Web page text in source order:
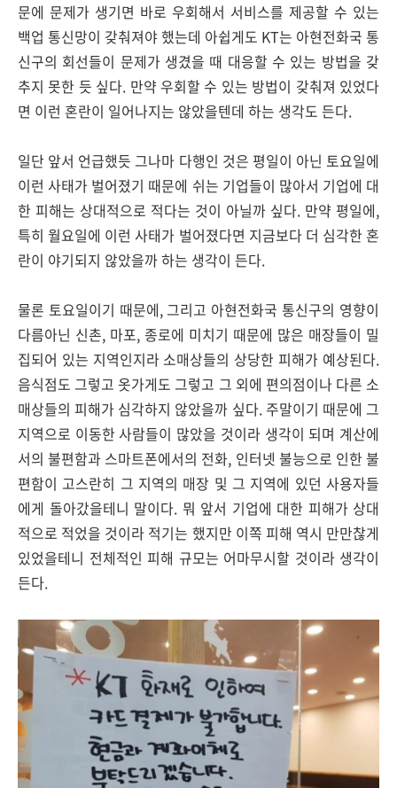
문에 문제가 생기면 바로 우회해서 서비스를 제공할 수 있는
백업 통신망이 갖춰져야 했는데 아쉽게도 KT는 아현전화국 통
신구의 회선들이 문제가 생겼을 때 대응할 수 있는 방법을 갖
추지 못한 듯 싶다. 만약 우회할 수 있는 방법이 갖춰져 있었다
면 이런 혼란이 일어나지는 않았을텐데 하는 생각도 든다.
일단 앞서 언급했듯 그나마 다행인 것은 평일이 아닌 토요일에
이런 사태가 벌어졌기 때문에 쉬는 기업들이 많아서 기업에 대
한 피해는 상대적으로 적다는 것이 아닐까 싶다. 만약 평일에,
특히 월요일에 이런 사태가 벌어졌다면 지금보다 더 심각한 혼
란이 야기되지 않았을까 하는 생각이 든다.
물론 토요일이기 때문에, 그리고 아현전화국 통신구의 영향이
다름아닌 신촌, 마포, 종로에 미치기 때문에 많은 매장들이 밀
집되어 있는 지역인지라 소매상들의 상당한 피해가 예상된다.
음식점도 그렇고 옷가게도 그렇고 그 외에 편의점이나 다른 소
매상들의 피해가 심각하지 않았을까 싶다. 주말이기 때문에 그
지역으로 이동한 사람들이 많았을 것이라 생각이 되며 계산에
서의 불편함과 스마트폰에서의 전화, 인터넷 불능으로 인한 불
편함이 고스란히 그 지역의 매장 및 그 지역에 있던 사용자들
에게 돌아갔을테니 말이다. 뭐 앞서 기업에 대한 피해가 상대
적으로 적었을 것이라 적기는 했지만 이쪽 피해 역시 만만찮게
있었을테니 전체적인 피해 규모는 어마무시할 것이라 생각이
든다.